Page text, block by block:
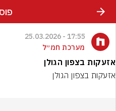
17:55 - 25.03.2026
מערכת חמ״ל
אזעקות בצפון הגולן
אזעקות בצפון הגולן